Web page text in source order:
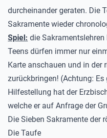
durcheinander geraten. Die
Sakramente wieder
Spiel: die
Teens dürfen immer nur
Karte anschauen und in der
zurückbringen! (Achtung:
Hilfestellung hat der
welche er auf Anfrage der
Die Sieben Sakramente der
Die Taufe